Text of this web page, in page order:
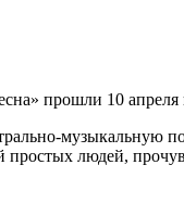
прошли 10
музыкальную
людей,